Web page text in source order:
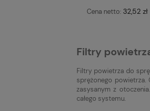
Cena netto: 32,52 zł
Filtry
Filtry powietrza do
sprężonego powietrza.
zasysanym z
całego systemu.